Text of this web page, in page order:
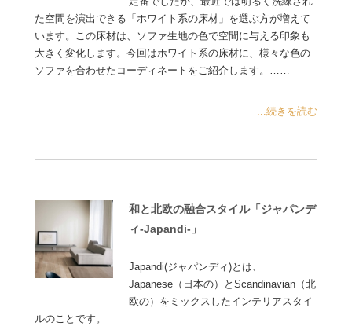
た空間を演出できる「ホワイト系の床材」を選ぶ方が増えて
います。この床材は、ソファ生地の色で空間に与える印象も
大きく変化します。今回はホワイト系の床材に、様々な色の
ソファを合わせたコーディネートをご紹介します。……
...続きを読む
和と北欧の融合スタイル「ジャパンデ
ィ-Japandi-」
Japandi(ジャパンディ)とは、
Japanese（日本の）とScandinavian（北
欧の）をミックスしたインテリアスタイ
ルのことです。